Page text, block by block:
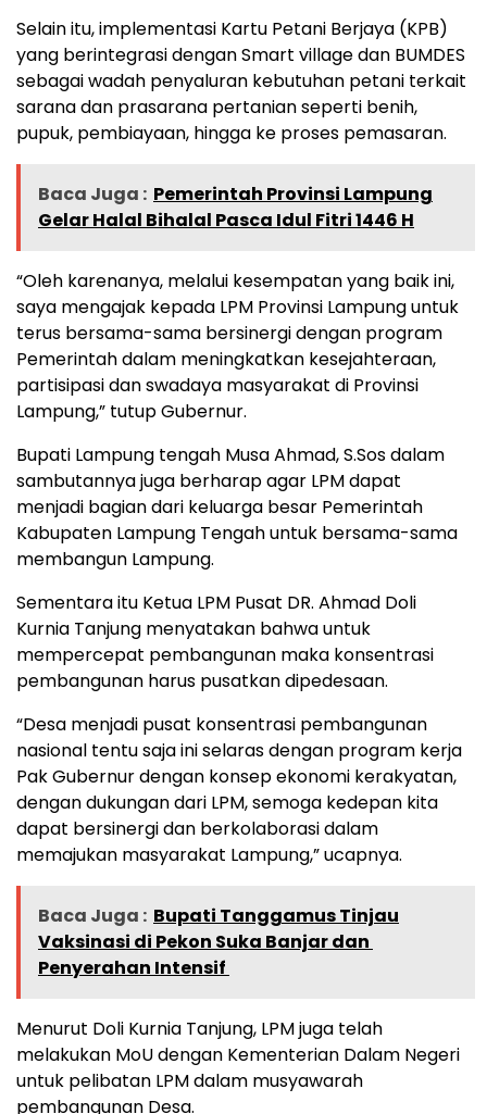
Selain itu, implementasi Kartu Petani Berjaya (KPB)
yang berintegrasi dengan Smart village dan BUMDES
sebagai wadah penyaluran kebutuhan petani terkait
sarana dan prasarana pertanian seperti benih,
pupuk, pembiayaan, hingga ke proses pemasaran.
Baca Juga : Pemerintah Provinsi Lampung
Gelar Halal Bihalal Pasca Idul Fitri 1446 H
“Oleh karenanya, melalui kesempatan yang baik ini,
saya mengajak kepada LPM Provinsi Lampung untuk
terus bersama-sama bersinergi dengan program
Pemerintah dalam meningkatkan kesejahteraan,
partisipasi dan swadaya masyarakat di Provinsi
Lampung,” tutup Gubernur.
Bupati Lampung tengah Musa Ahmad, S.Sos dalam
sambutannya juga berharap agar LPM dapat
menjadi bagian dari keluarga besar Pemerintah
Kabupaten Lampung Tengah untuk bersama-sama
membangun Lampung.
Sementara itu Ketua LPM Pusat DR. Ahmad Doli
Kurnia Tanjung menyatakan bahwa untuk
mempercepat pembangunan maka konsentrasi
pembangunan harus pusatkan dipedesaan.
“Desa menjadi pusat konsentrasi pembangunan
nasional tentu saja ini selaras dengan program kerja
Pak Gubernur dengan konsep ekonomi kerakyatan,
dengan dukungan dari LPM, semoga kedepan kita
dapat bersinergi dan berkolaborasi dalam
memajukan masyarakat Lampung,” ucapnya.
Baca Juga : Bupati Tanggamus Tinjau
Vaksinasi di Pekon Suka Banjar dan
Penyerahan Intensif
Menurut Doli Kurnia Tanjung, LPM juga telah
melakukan MoU dengan Kementerian Dalam Negeri
untuk pelibatan LPM dalam musyawarah
pembangunan Desa.